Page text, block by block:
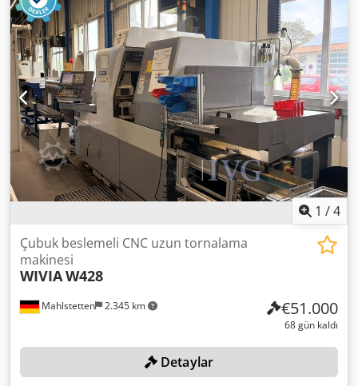
1 /4
Mahlstetten 2.345 km
Çubuk beslemeli CNC uzun tornalama
makinesi
WIVIAW428
€51.000
68 gün kaldı
Detaylar